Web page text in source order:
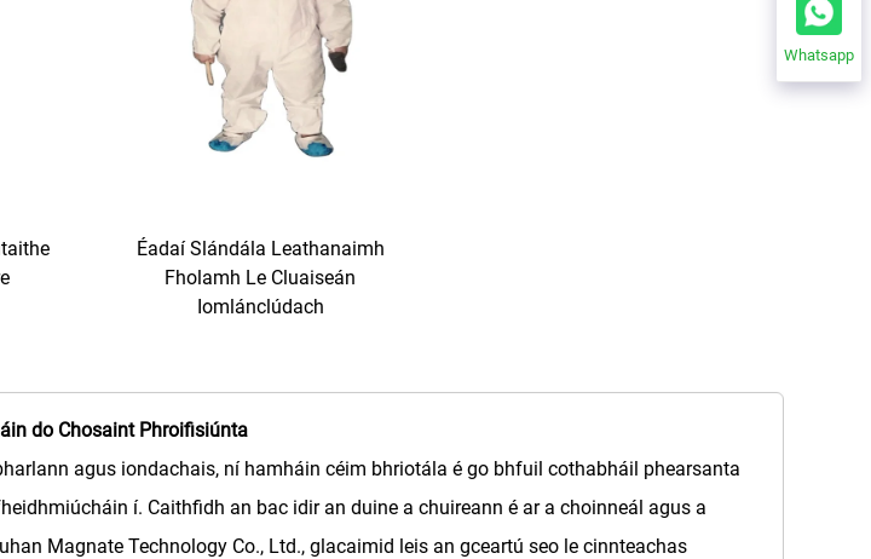
Éadaí Slándála Leathanaimh
Fholamh Le Cluaiseán
Iomlánclúdach
do Chosaint Phroifisiúnta
agus iondachais, ní hamháin céim bhriotála é go bhfuil cothabháil phearsanta
í. Caithfidh an bac idir an duine a chuireann é ar a choinneál agus a
Magnate Technology Co., Ltd., glacaimid leis an gceartú seo le cinnteachas
Whatsapp